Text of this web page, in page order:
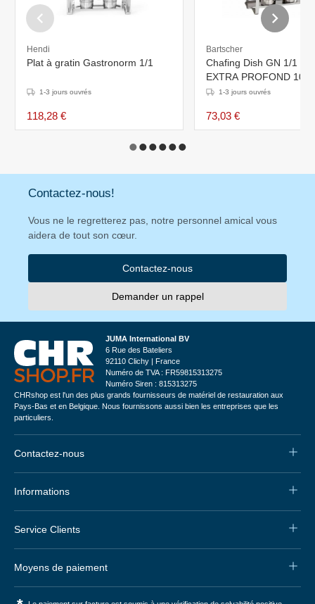
Hendi
Plat à gratin Gastronorm 1/1
1-3 jours ouvrés
118,28 €
Bartscher
Chafing Dish GN 1/1
EXTRA PROFOND
Litres!1-3 jours ouvrés
73,03 €
Contactez-nous!
Vous ne le regretterez pas, notre personnel amical vous
aidera de tout son cœur.
Contactez-nous
Demander un rappel
JUMA International BV
6 Rue des Bateliers
92110 Clichy | France
Numéro de TVA : FR59815313275
Numéro Siren : 815313275
CHRshop est l'un des plus grands fournisseurs de matériel de restauration aux
Pays-Bas et en Belgique. Nous fournissons aussi bien les entreprises que les
particuliers.
Contactez-nous
Informations
Service Clients
Moyens de paiement